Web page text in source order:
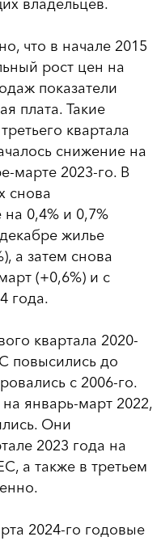
владельцев.
что в начале 2015
рост цен на
показатели
плата. Такие
квартала
снижение на
марте 2023-го. В
снова
0,4% и 0,7%
жилье
а затем снова
(+0,6%) и с
года.
квартала 2020-
повысились до
с 2006-го.
январь-март 2022,
Они
2023 года на
а также в третьем
2024-го годовые